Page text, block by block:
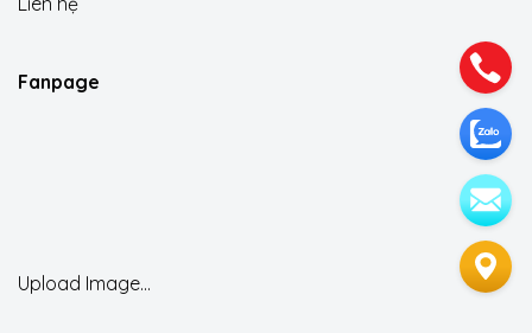
Fanpage
Upload Image...